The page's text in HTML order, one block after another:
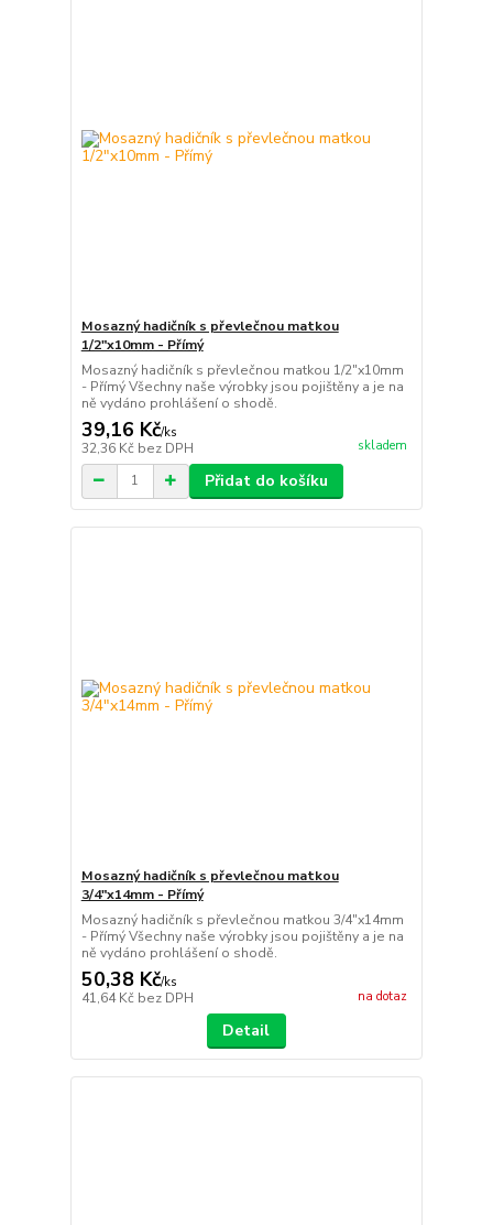
Mosazný hadičník s převlečnou matkou
1/2"x10mm - Přímý
Mosazný hadičník s převlečnou matkou 1/2"x10mm
- Přímý Všechny naše výrobky jsou pojištěny a je na
ně vydáno prohlášení o shodě.
39,16 Kč/ks
32,36 Kč bez DPH skladem
Přidat do košíku
Mosazný hadičník s převlečnou matkou
3/4"x14mm - Přímý
Mosazný hadičník s převlečnou matkou 3/4"x14mm
- Přímý Všechny naše výrobky jsou pojištěny a je na
ně vydáno prohlášení o shodě.
50,38 Kč/ks
41,64 Kč bez DPH na dotaz
Detail